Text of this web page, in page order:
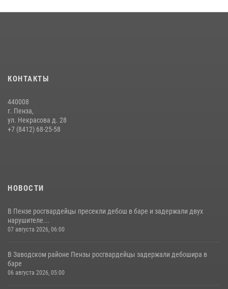
сборов «Гвардеец» с вооружением и техникой Росгвардии
Начальник Управления Росгвардии по Пензенской области Павел
Пучков посетил 55-й Всероссийский Лермонтовский праздник
КОНТАКТЫ
440008
г. Пенза,
ул. Некрасова д. 28
+7 (8412) 68-25-58
НОВОСТИ
В Пензе росгвардейцы пресекли дебош в баре и задержали двух
нарушителе...
07 августа 2026, 06:00
В Заводском районе Пензы росгвардейцы задержали дебошира в
баре
06 августа 2026, 05:00